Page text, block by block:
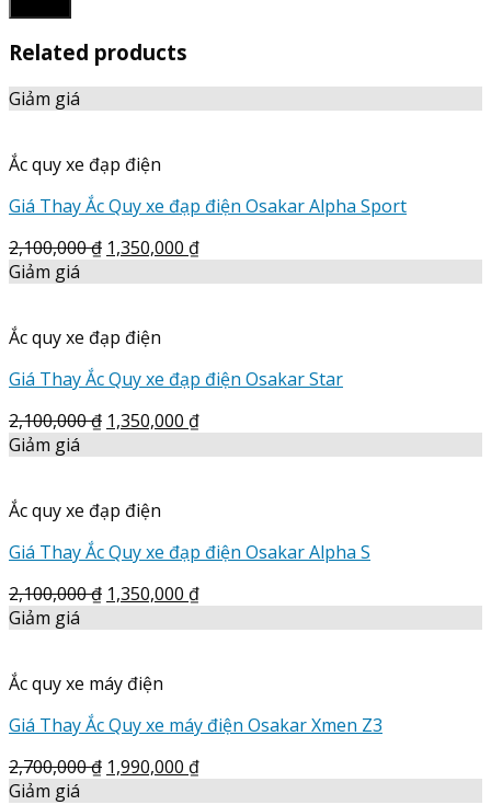
Related products
Giảm giá
Ắc quy xe đạp điện
Giá Thay Ắc Quy xe đạp điện Osakar Alpha Sport
2,100,000₫ 1,350,000 ₫
Giảm giá
Ắc quy xe đạp điện
Giá Thay Ắc Quy xe đạp điện Osakar Star
2,100,000₫ 1,350,000 ₫
Giảm giá
Ắc quy xe đạp điện
Giá Thay Ắc Quy xe đạp điện Osakar Alpha S
2,100,000₫ 1,350,000 ₫
Giảm giá
Ắc quy xe máy điện
Giá Thay Ắc Quy xe máy điện Osakar Xmen Z3
2,700,000₫ 1,990,000 ₫
Giảm giá